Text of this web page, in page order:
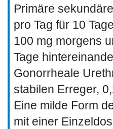
Primäre
pro Tag für 10
100 mg morgens
Tage
Gonorrheale
stabilen Erreger,
Eine milde Form
mit einer